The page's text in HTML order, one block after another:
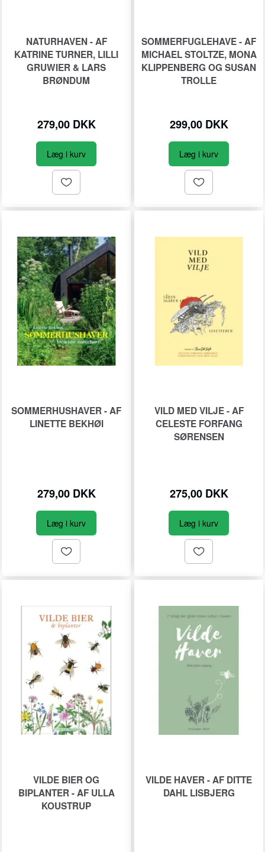
NATURHAVEN - AF
KATRINE TURNER, LILLI
GRUWIER & LARS
BRØNDUM
279,00 DKK
Læg i kurv
SOMMERFUGLEHAVE - AF
MICHAEL STOLTZE, MONA
KLIPPENBERG OG SUSAN
TROLLE
299,00 DKK
Læg i kurv
SOMMERHUSHAVER - AF
LINETTE BEKHØI
279,00 DKK
Læg i kurv
VILD MED VILJE - AF
CELESTE FORFANG
SØRENSEN
275,00 DKK
Læg i kurv
VILDE BIER OG
BIPLANTER - AF ULLA
KOUSTRUP
VILDE HAVER - AF DITTE
DAHL LISBJERG